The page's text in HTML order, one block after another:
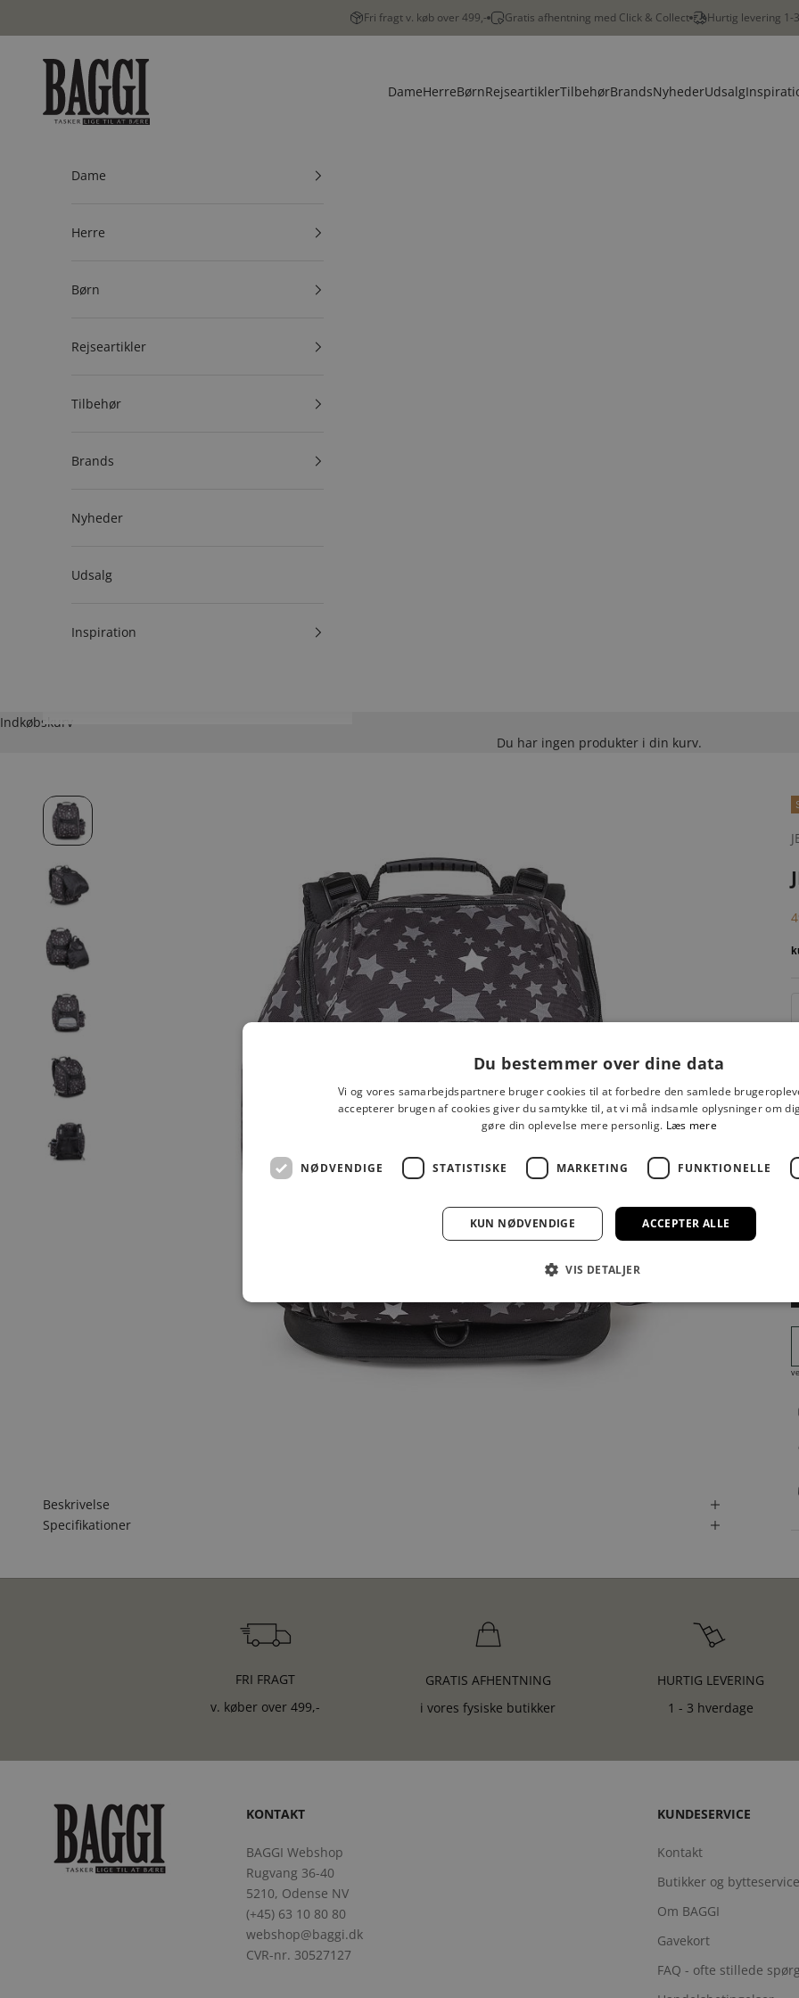
Fri fragt v. køb over 499,- Gratis afhentning med Click & Collect Hurtig levering 1-
BAGGI
DameHerreBørnRejseartiklerTilbehørBrandsNyhederUdsalg
Dame
Herre
Børn
Rejseartikler
Tilbehør
Brands
Nyheder
Udsalg
Inspiration
Indkøbskurv
Du har ingen produkter i din kurv.
Beskrivelse
Specifikationer
FRI FRAGT
v. køber over 499,-
GRATIS AFHENTNING
i vores fysiske butikker
HURTIG LEVERING
1 - 3 hverdage
KONTAKT
BAGGI Webshop
Rugvang 36-40
5210, Odense NV
(+45) 63 10 80 80
webshop@baggi.dk
CVR-nr. 30527127
KUNDESERVICE
Kontakt
Butikker og bytteservice
Om BAGGI
Gavekort
FAQ - ofte stillede
Du bestemmer over dine data
Vi og vores samarbejdspartnere bruger cookies til at forbedre den samlede
accepterer brugen af cookies giver du samtykke til, at vi må indsamle oplysninger om
gøre din oplevelse mere personlig. Læs mere
NØDVENDIGE STATISTISKE MARKETING FUNKTIONELLE
ACCEPTER ALLE
KUN NØDVENDIGE
VIS DETALJER